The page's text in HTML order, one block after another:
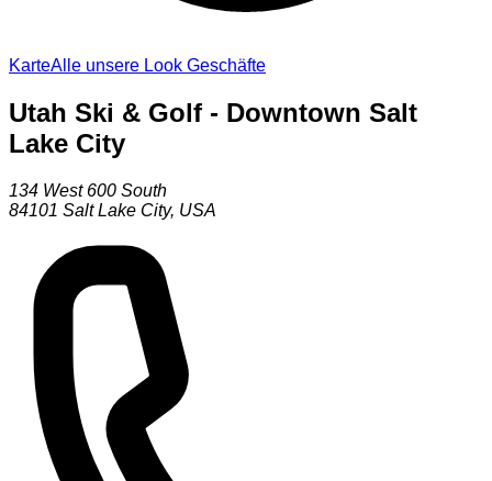
KarteAlle unsere Look Geschäfte
Utah Ski & Golf - Downtown Salt
Lake City
134 West 600 South
84101 Salt Lake City, USA